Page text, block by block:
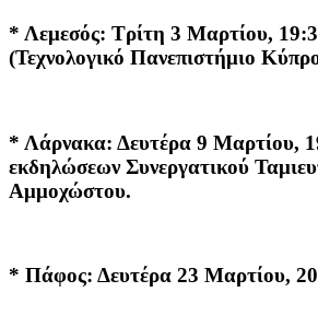
* Λεμεσός: Τρίτη 3 Μαρτίου,
(Τεχνολογικό Πανεπιστήμιο
* Λάρνακα: Δευτέρα 9 Μαρτίου,
εκδηλώσεων Συνεργατικού
Αμμοχώστου.
* Πάφος: Δευτέρα 23 Μαρτίου,